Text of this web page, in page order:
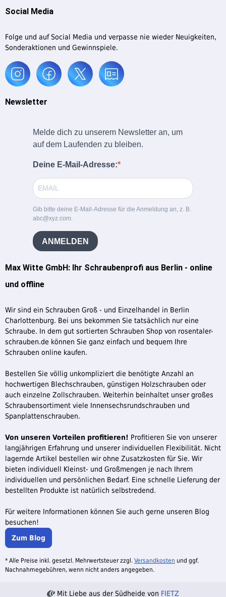
Max Witte GmbH: Ihr Schraubenprofi aus Berlin - online
und offline
Wir sind ein Schrauben Groß - und Einzelhandel in Berlin
Charlottenburg. Bei uns bekommen Sie tatsächlich nur eine
Schraube. In dem gut sortierten Schrauben Shop von rosentaler-
schrauben.de können Sie ganz einfach und bequem Ihre
Schrauben online kaufen.
Bestellen Sie völlig unkompliziert die benötigte Anzahl an
hochwertigen Blechschrauben, günstigen Holzschrauben oder
auch einzelne Zollschrauben. Weiterhin beinhaltet unser großes
Schraubensortiment viele Innensechsrundschrauben und
Spanplattenschrauben.
Von unseren Vorteilen profitieren! Profitieren Sie von unserer
langjährigen Erfahrung und unserer individuellen Flexibilität. Nicht
lagernde Artikel bestellen wir ohne Zusatzkosten für Sie. Wir
bieten individuell Kleinst- und Großmengen je nach Ihrem
individuellen und persönlichen Bedarf. Eine schnelle Lieferung der
bestellten Produkte ist natürlich selbstredend.
Für weitere Informationen können Sie auch gerne unseren Blog
besuchen!
Zum Blog
Social Media
Folge und auf Social Media und verpasse nie wieder Neuigkeiten,
Sonderaktionen und Gewinnspiele.
Newsletter
Melde dich zu unserem Newsletter an, um
auf dem Laufenden zu bleiben.
Deine E-Mail-Adresse:
Gib bitte deine E-Mail-Adresse für die Anmeldung an, z. B.
abc@xyz.com.
ANMELDEN
* Alle Preise inkl. gesetzl. Mehrwertsteuer zzgl. Versandkosten und ggf.
Nachnahmegebühren, wenn nicht anders angegeben.
Mit Liebe aus der Südheide von FIETZ